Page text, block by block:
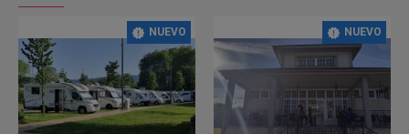
NUEVO NUEVO